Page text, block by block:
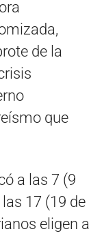
de la
que
a las 7 (9
17 (19 de
eligen a